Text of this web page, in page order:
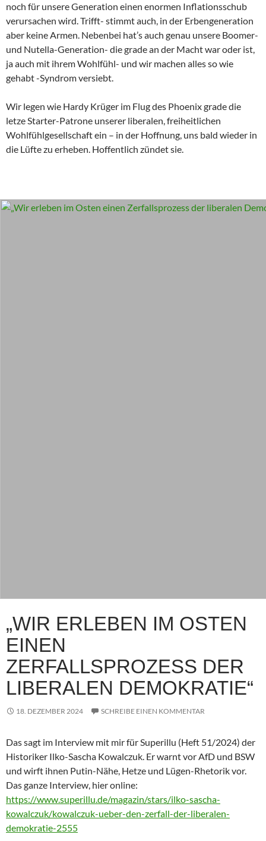
noch für unsere Generation einen enormen Inflationsschub
verursachen wird. Trifft- stimmt auch, in der Erbengeneration
aber keine Armen. Nebenbei hat’s auch genau unsere Boomer-
und Nutella-Generation- die grade an der Macht war oder ist,
ja auch mit ihrem Wohlfühl- und wir machen alles so wie
gehabt -Syndrom versiebt.
Wir legen wie Hardy Krüger im Flug des Phoenix grade die
letze Starter-Patrone unserer liberalen, freiheitlichen
Wohlfühlgesellschaft ein – in der Hoffnung, uns bald wieder in
die Lüfte zu erheben. Hoffentlich zündet sie.
„WIR ERLEBEN IM OSTEN
EINEN
ZERFALLSPROZESS DER
LIBERALEN DEMOKRATIE“
18. DEZEMBER 2024 SCHREIBE EINEN KOMMENTAR
Das sagt im Interview mit mir für Superillu (Heft 51/2024) der
Historiker Ilko-Sascha Kowalczuk. Er warnt vor AfD und BSW
und wirft ihnen Putin-Nähe, Hetze und Lügen-Rhetorik vor.
Das ganze Interview, hier online:
https://www.superillu.de/magazin/stars/ilko-sascha-
kowalczuk/kowalczuk-ueber-den-zerfall-der-liberalen-
demokratie-2555